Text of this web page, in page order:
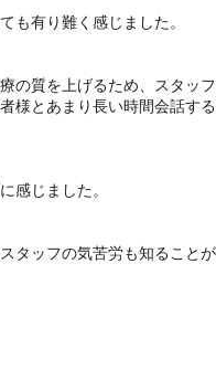
も有り難く感じました。
の質を上げるため、スタッフ
様とあまり長い時間会話する
感じました。
タッフの気苦労も知ることが